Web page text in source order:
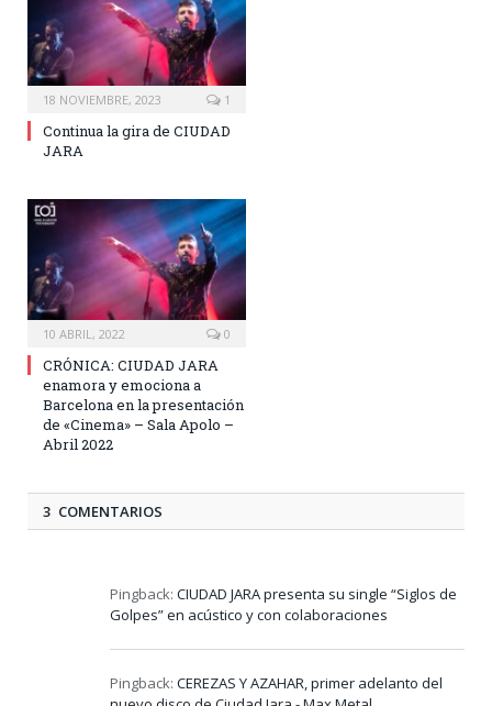
18 NOVIEMBRE, 2023 1
Continua la gira de CIUDAD
JARA
10 ABRIL, 2022 0
CRÓNICA: CIUDAD JARA
enamora y emociona a
Barcelona en la presentación
de «Cinema» – Sala Apolo –
Abril 2022
3 COMENTARIOS
Pingback: CIUDAD JARA presenta su single “Siglos de
Golpes” en acústico y con colaboraciones
Pingback: CEREZAS Y AZAHAR, primer adelanto del